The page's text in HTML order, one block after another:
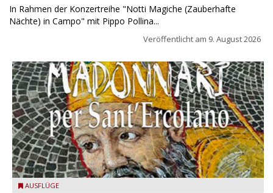
In Rahmen der Konzertreihe "Notti Magiche (Zauberhafte
Nächte) in Campo" mit Pippo Pollina...
Veröffentlicht am 9. August 2026
Toscolano Maderno: "Madonnari per Sant'Ercolano"
AUSFLÜGE